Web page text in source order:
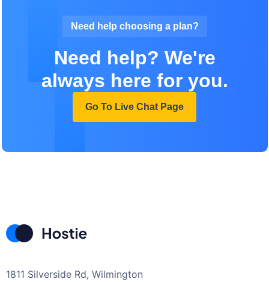
Need help choosing a plan?
Need help? We're
always here for you.
Go To Live Chat Page
1811 Silverside Rd, Wilmington